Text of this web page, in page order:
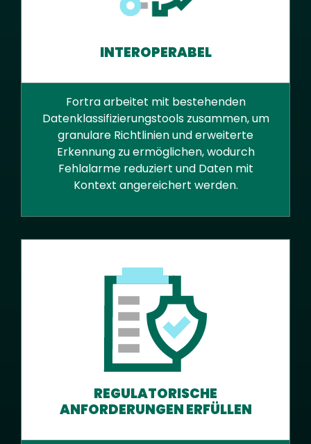
INTEROPERABEL
Fortra arbeitet mit bestehenden
Datenklassifizierungstools zusammen, um
granulare Richtlinien und erweiterte
Erkennung zu ermöglichen, wodurch
Fehlalarme reduziert und Daten mit
Kontext angereichert werden.
REGULATORISCHE
ANFORDERUNGEN ERFÜLLEN